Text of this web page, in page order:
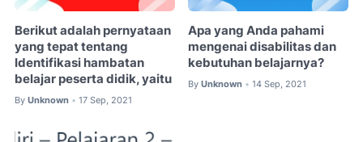
Berikut adalah pernyataan
yang tepat tentang
Identifikasi hambatan
belajar peserta didik, yaitu
By Unknown • 17 Sep, 2021
Apa yang Anda pahami
mengenai disabilitas dan
kebutuhan belajarnya?
By Unknown • 14 Sep, 2021